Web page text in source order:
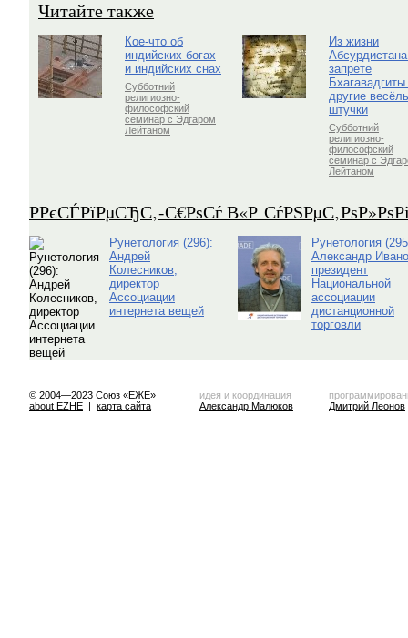
Читайте также
Кое-что об
индийских богах
и индийских снах
Субботний
религиозно-
философский
семинар с Эдгаром
Лейтаном
Из жизни
запрете
Бхагавадгиты
другие
штучки
Субботний
религиозно-
философский
семинар с
Лейтаном
Р­РєСЃРїРµСЂС‚-С€РѕСѓ В«Р
Рунетология (296):
Андрей
Колесников,
директор
Ассоциации
интернета вещей
Рунетология
Александр
президент
Национальной
ассоциации
дистанционной
торговли
© 2004—2023 Союз «ЕЖЕ»
about EZHE | карта сайта
идея и координация
Александр Малюков
Дмитрий Леонов